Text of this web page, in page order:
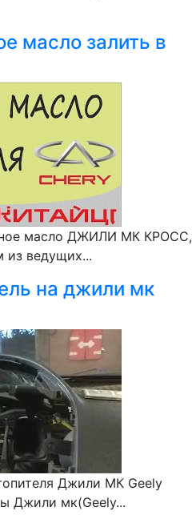
масло залить в
масло ДЖИЛИ МК КРОСС,
из ведущих...
на джили мк
Джили МК Geely
Джили мк(Geely...